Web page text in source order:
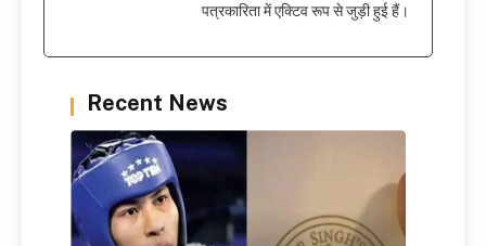
पत्रकारिता में एक्टिव रूप से जुड़ी हुई हैं।
Recent News